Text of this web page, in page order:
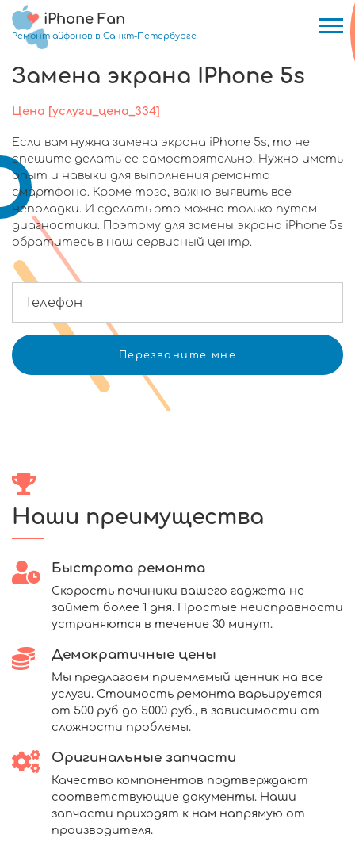
iPhone Fan
Ремонт айфонов в Санкт-Петербурге
Замена экрана IPhone 5s
Цена [услуги_цена_334]
Если вам нужна замена экрана iPhone 5s, то не
спешите делать ее самостоятельно. Нужно иметь
опыт и навыки для выполнения ремонта
смартфона. Кроме того, важно выявить все
неполадки. И сделать это можно только путем
диагностики. Поэтому для замены экрана iPhone 5s
обратитесь в наш сервисный центр.
Наши преимущества
Быстрота ремонта
Скорость починики вашего гаджета не
займет более 1 дня. Простые неисправности
устраняются в течение 30 минут.
Демократичные цены
Мы предлагаем приемлемый ценник на все
услуги. Стоимость ремонта варьируется
от 500 руб до 5000 руб., в зависимости от
сложности проблемы.
Оригинальные запчасти
Качество компонентов подтверждают
соответствующие документы. Наши
запчасти приходят к нам напрямую от
производителя.